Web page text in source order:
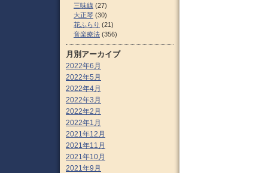
三味線 (27)
大正琴 (30)
花ふらり (21)
音楽療法 (356)
月別アーカイブ
2022年6月
2022年5月
2022年4月
2022年3月
2022年2月
2022年1月
2021年12月
2021年11月
2021年10月
2021年9月